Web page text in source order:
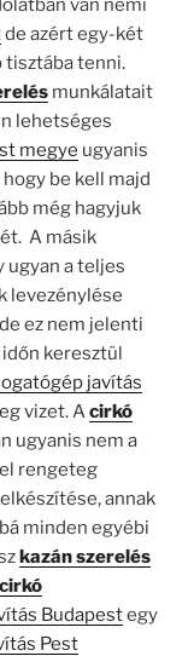
van némi
de azért egy-két
tisztába tenni.
munkálatait
lehetséges
megye ugyanis
be kell majd
még hagyjuk
A másik
ugyan a teljes
levezénylése
ez nem jelenti
keresztül
javítás
vizet. Acirkó
ugyanis nem a
rengeteg
annak
minden egyébi
kazán szerelés
cirkó
Budapestegy
Pest